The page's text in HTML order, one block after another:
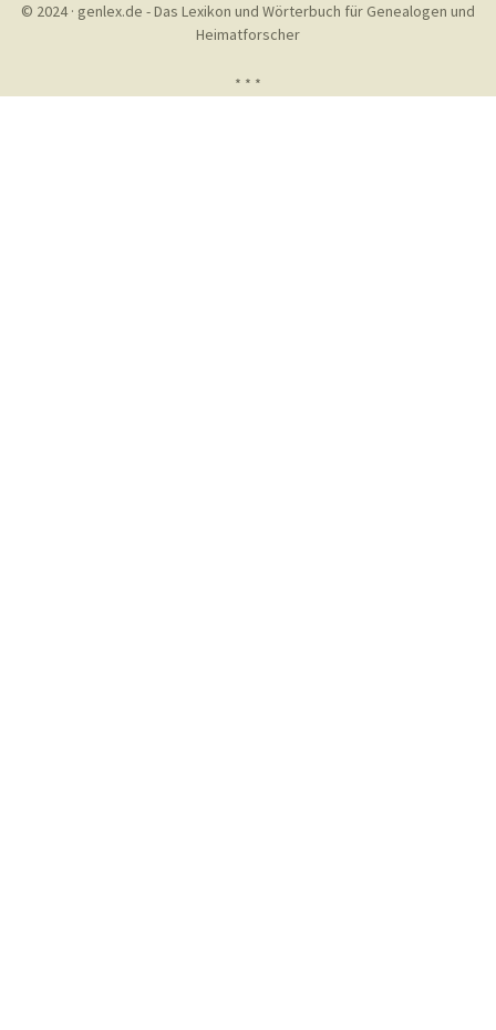
© 2024 · genlex.de - Das Lexikon und Wörterbuch für Genealogen und
Heimatforscher
* * *